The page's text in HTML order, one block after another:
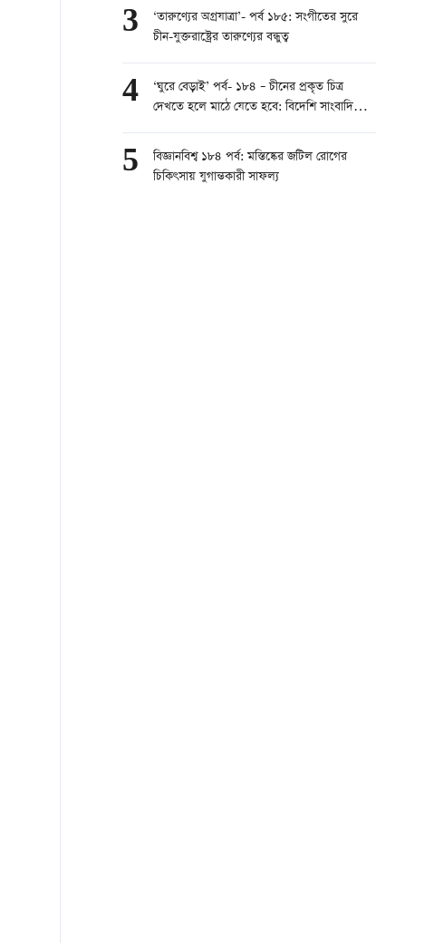
3
‘তারুণ্যের অগ্রযাত্রা’- পর্ব ১৮৫: সংগীতের সুরে
চীন-যুক্তরাষ্ট্রের তারুণ্যের বন্ধুত্ব
4
‘ঘুরে বেড়াই’ পর্ব- ১৮৪ – চীনের প্রকৃত চিত্র
দেখতে হলে মাঠে যেতে হবে: বিদেশি সাংবাদিকের
5
বিজ্ঞানবিশ্ব ১৮৪ পর্ব: মস্তিষ্কের জটিল রোগের
চিকিৎসায় যুগান্তকারী সাফল্য